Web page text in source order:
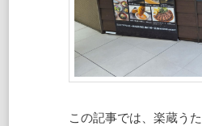
この記事では、楽蔵う